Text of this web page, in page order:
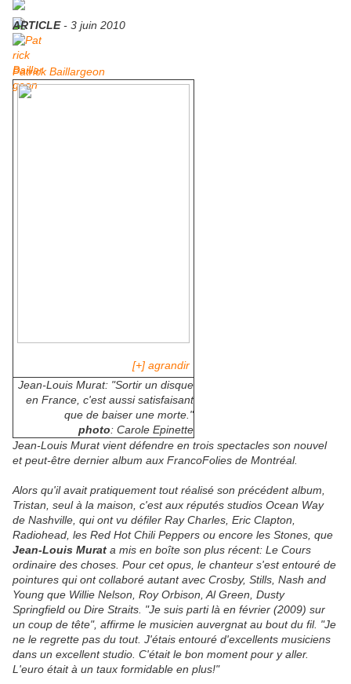
ARTICLE- 3 juin 2010
Patrick Baillargeon
[+] agrandir
Jean-Louis Murat: "Sortir un disque
en France, c'est aussi satisfaisant
que de baiser une morte."
photo: Carole Epinette
Jean-Louis Murat vient défendre en trois spectacles son nouvel
et peut-être dernier album aux FrancoFolies de Montréal.
Alors qu'il avait pratiquement tout réalisé son précédent album,
Tristan, seul à la maison, c'est aux réputés studios Ocean Way
de Nashville, qui ont vu défiler Ray Charles, Eric Clapton,
Radiohead, les Red Hot Chili Peppers ou encore les Stones, que
Jean-Louis Murat a mis en boîte son plus récent: Le Cours
ordinaire des choses. Pour cet opus, le chanteur s'est entouré de
pointures qui ont collaboré autant avec Crosby, Stills, Nash and
Young que Willie Nelson, Roy Orbison, Al Green, Dusty
Springfield ou Dire Straits. "Je suis parti là en février (2009) sur
un coup de tête", affirme le musicien auvergnat au bout du fil. "Je
ne le regrette pas du tout. J'étais entouré d'excellents musiciens
dans un excellent studio. C'était le bon moment pour y aller.
L'euro était à un taux formidable en plus!"